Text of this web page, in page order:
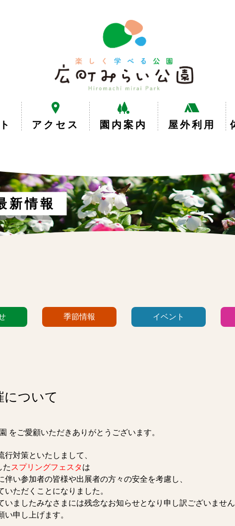
べ
る
園
広
町
園
アクセス 園内案内 屋外利用
新情報
季節情報 イベント
ついて
をご愛顧いただきありがとうございます。
対策といたしまして、
た スプリングフェスタは
い参加者の皆様や出展者の方々の安全を考慮し、
いただくことになりました。
いましたみなさまには残念なお知らせとなり申し訳ございませ
申し上げます。